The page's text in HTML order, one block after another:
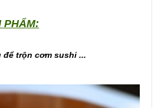
PHẨM:
trộn cơm sushi ...